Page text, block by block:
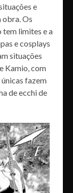
e
obra. Os
tem limites e a
e cosplays
situações
Kamio, com
fazem
de ecchi de